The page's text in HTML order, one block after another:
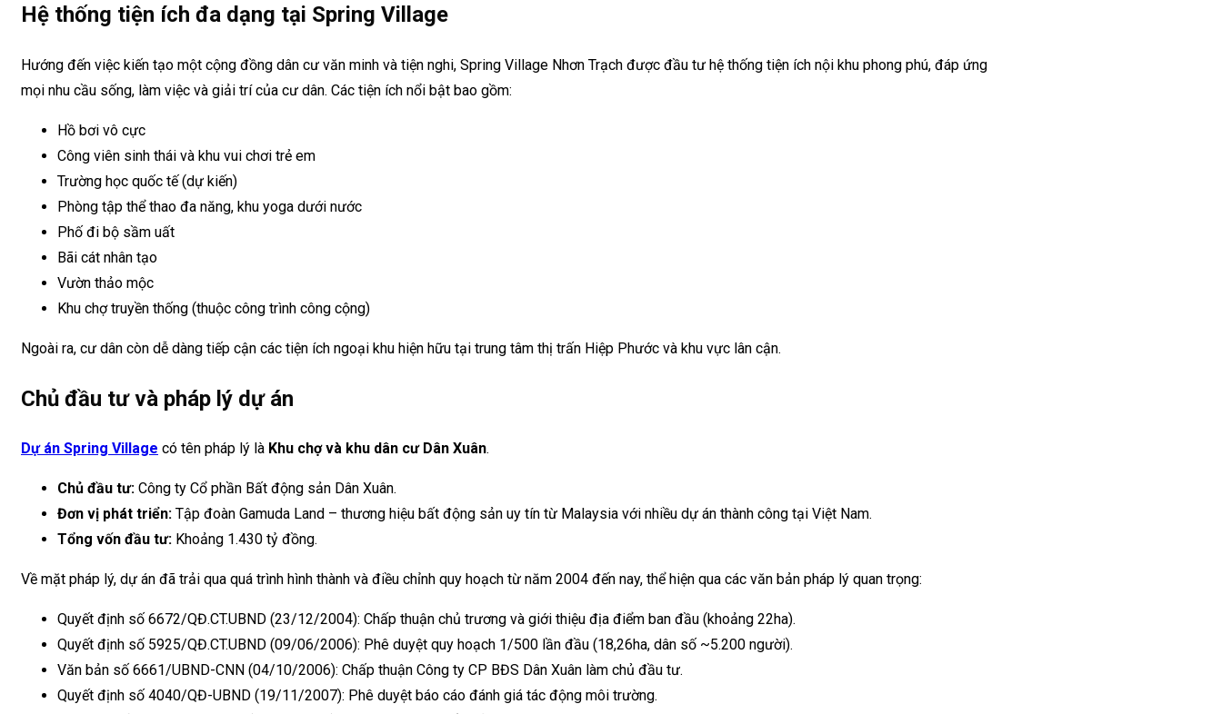
Hệ thống tiện ích đa dạng tại Spring Village
Hướng đến việc kiến tạo một cộng đồng dân cư văn minh và tiện nghi, Spring Village Nhơn Trạch được đầu tư hệ thống tiện ích nội khu phong phú, đáp ứng
mọi nhu cầu sống, làm việc và giải trí của cư dân. Các tiện ích nổi bật bao gồm:
Hồ bơi vô cực
Công viên sinh thái và khu vui chơi trẻ em
Trường học quốc tế (dự kiến)
Phòng tập thể thao đa năng, khu yoga dưới nước
Phố đi bộ sầm uất
Bãi cát nhân tạo
Vườn thảo mộc
Khu chợ truyền thống (thuộc công trình công cộng)
Ngoài ra, cư dân còn dễ dàng tiếp cận các tiện ích ngoại khu hiện hữu tại trung tâm thị trấn Hiệp Phước và khu vực lân cận.
Chủ đầu tư và pháp lý dự án
Dự án Spring Village có tên pháp lý là Khu chợ và khu dân cư Dân Xuân.
Chủ đầu tư: Công ty Cổ phần Bất động sản Dân Xuân.
Đơn vị phát triển: Tập đoàn Gamuda Land – thương hiệu bất động sản uy tín từ Malaysia với nhiều dự án thành công tại Việt Nam.
Tổng vốn đầu tư: Khoảng 1.430 tỷ đồng.
Về mặt pháp lý, dự án đã trải qua quá trình hình thành và điều chỉnh quy hoạch từ năm 2004 đến nay, thể hiện qua các văn bản pháp lý quan trọng:
Quyết định số 6672/QĐ.CT.UBND (23/12/2004): Chấp thuận chủ trương và giới thiệu địa điểm ban đầu (khoảng 22ha).
Quyết định số 5925/QĐ.CT.UBND (09/06/2006): Phê duyệt quy hoạch 1/500 lần đầu (18,26ha, dân số ~5.200 người).
Văn bản số 6661/UBND-CNN (04/10/2006): Chấp thuận Công ty CP BĐS Dân Xuân làm chủ đầu tư.
Quyết định số 4040/QĐ-UBND (19/11/2007): Phê duyệt báo cáo đánh giá tác động môi trường.